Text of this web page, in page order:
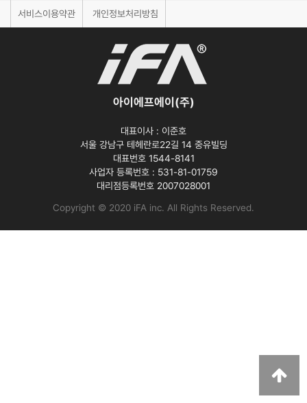
서비스이용약관 개인정보처리방침
아이에프에이(주)
대표이사 : 이준호
서울 강남구 테헤란로22길 14 중유빌딩
대표번호 1544-8141
사업자 등록번호 : 531-81-01759
대리점등록번호 2007028001
Copyright © 2020 iFA inc. All Rights Reserved.